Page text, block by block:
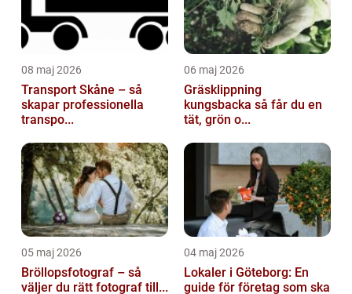
08 maj 2026
Transport Skåne – så
skapar professionella
transpo...
06 maj 2026
Gräsklippning
kungsbacka så får du en
tät, grön o...
05 maj 2026
Bröllopsfotograf – så
väljer du rätt fotograf till...
04 maj 2026
Lokaler i Göteborg: En
guide för företag som ska